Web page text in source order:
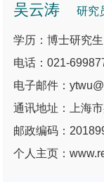
吴云涛 研究
学历：博士研究生
电话：021-
电子邮件：
通讯地址：上海
邮政编码：
个人主页：